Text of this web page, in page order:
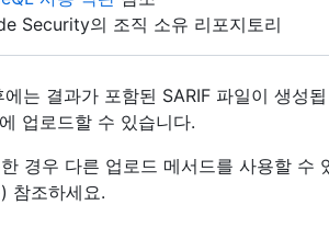
Security의 조직 소유 리포지토리
는 결과가 포함된 SARIF 파일이 생성됩
업로드할 수 있습니다.
경우 다른 업로드 메서드를 사용할 수
참조하세요.